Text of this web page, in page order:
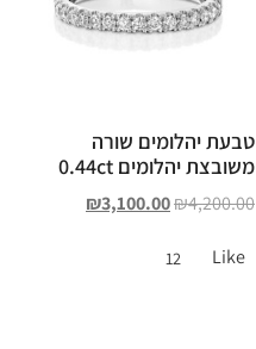
טבעת יהלומים שורה
משובצת יהלומים 0.44ct
₪4,200.00
₪3,100.00
Like
12